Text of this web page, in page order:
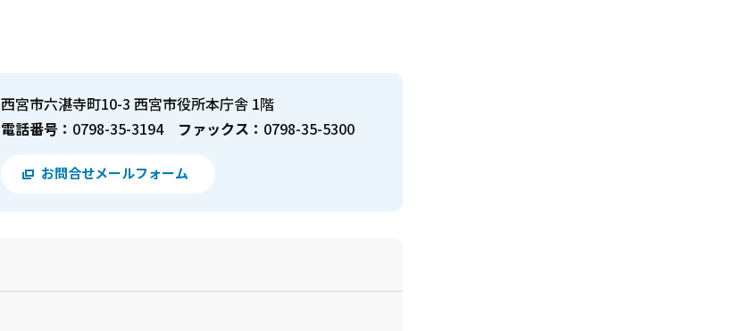
西宮市六湛寺町10-3 西宮市役所本庁舎 1階
電話番号： 0798-35-3194 ファックス： 0798-35-5300
お問合せメールフォーム